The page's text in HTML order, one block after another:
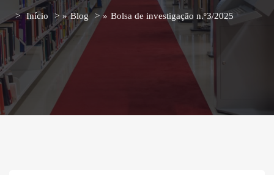
Início » Blog » Bolsa de investigação n.º3/2025